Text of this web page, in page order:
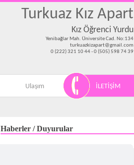
Turkuaz Kız Apart
Kız Öğrenci Yurdu
Yenibağlar Mah. Üniversite Cad. No:134
turkuazkizapart@gmail.com
0 (222) 321 10 44 - 0 (505) 598 74 39
Ulaşım İLETİŞİM
Haberler / Duyurular